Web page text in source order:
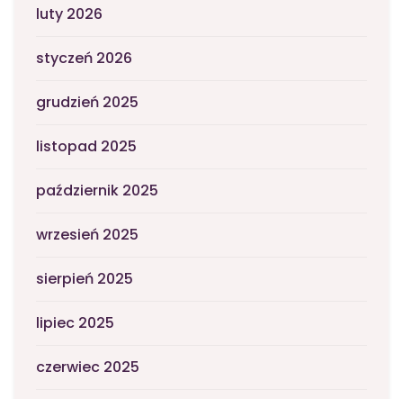
luty 2026
styczeń 2026
grudzień 2025
listopad 2025
październik 2025
wrzesień 2025
sierpień 2025
lipiec 2025
czerwiec 2025